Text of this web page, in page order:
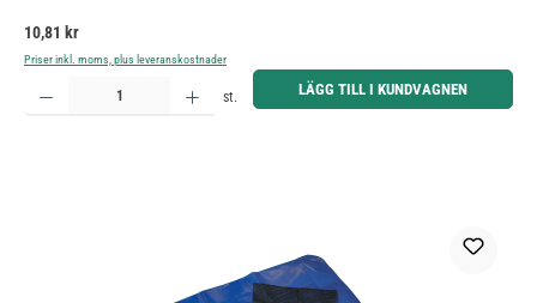
Ordinarie pris:
10,81 kr
Priser inkl. moms, plus leveranskostnader
Produktkvantitet: Ange önskat belopp eller använd knapparna för att öka eller minska kvantiteten.
st. LÄGG TILL I KUNDVAGNEN